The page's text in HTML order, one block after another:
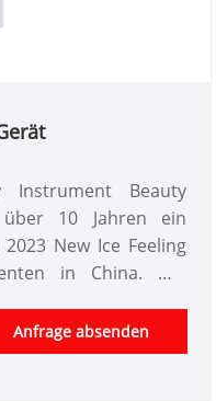
Instrument Beauty
10 Jahren ein
New Ice Feeling
in China. Wir
einen guten
an.
Anfrage absenden